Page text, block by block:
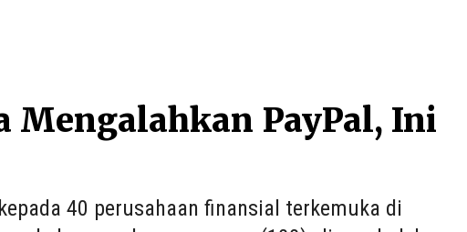
Mengalahkan PayPal, Ini
40 perusahaan finansial terkemuka di